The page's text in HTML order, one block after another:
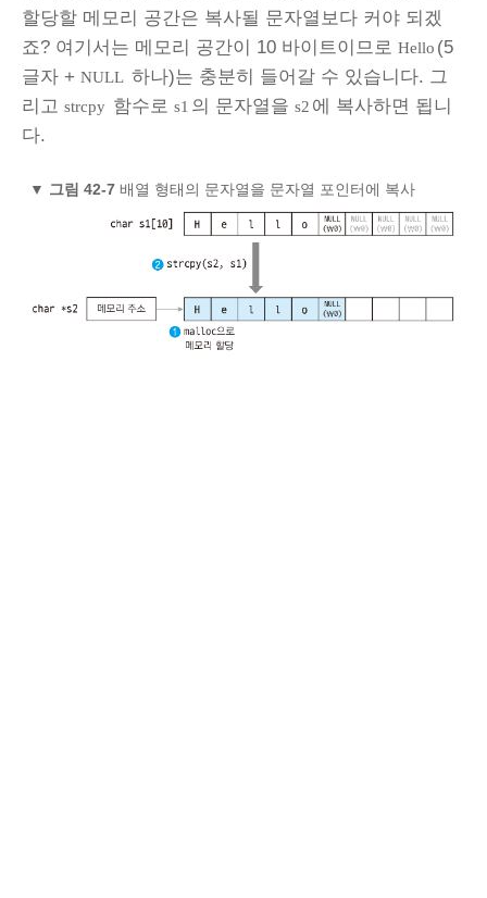
할당할 메모리 공간은 복사될 문자열보다 커야 되겠
죠? 여기서는 메모리 공간이 10 바이트이므로 Hello (5
글자 + NULL 하나)는 충분히 들어갈 수 있습니다. 그
리고 strcpy 함수로 s1 의 문자열을 s2 에 복사하면 됩니
다.
▼ 그림 42‑7 배열 형태의 문자열을 문자열 포인터에 복사